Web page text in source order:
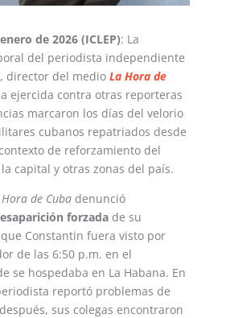
de 2026 (ICLEP): La
del periodista independiente
, director del medio La Hora de
ejercida contra otras reporteras
marcaron los días del velorio
cubanos repatriados desde
de reforzamiento del
capital y otras zonas del país.
de Cubadenunció
forzadade su
Constantin fuera visto por
de las 6:50 p.m. en el
se hospedaba en La Habana. En
reportó problemas de
sus colegas encontraron